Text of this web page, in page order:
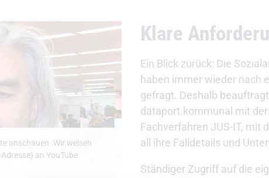
Klare
Ein Blick zurück: Die
haben immer wieder nach
gefragt. Deshalb
dataport.kommunal mit
Fachverfahren JUS-IT, mit
all ihre Falldetails und
Ständiger Zugriff auf die
anschauen. Wir weisen
an YouTube